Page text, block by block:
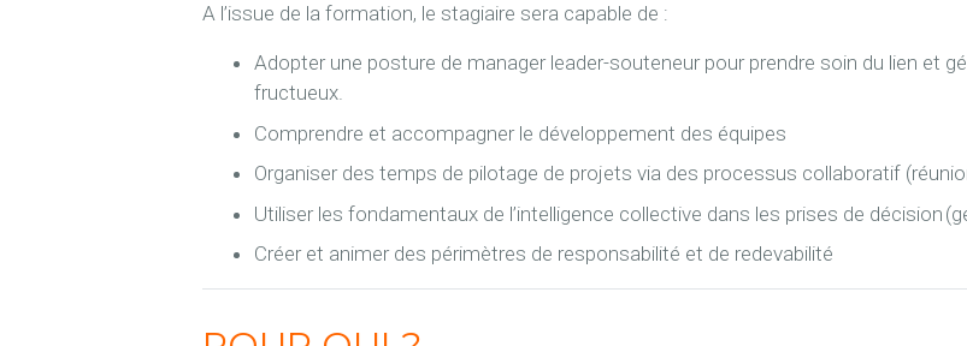
A l’issue de la formation, le stagiaire sera capable de :
Adopter une posture de manager leader-souteneur pour prendre soin du lien et
fructueux.
Comprendre et accompagner le développement des équipes
Organiser des temps de pilotage de projets via des processus collaboratif
Utiliser les fondamentaux de l’intelligence collective dans les prises de décision
Créer et animer des périmètres de responsabilité et de redevabilité